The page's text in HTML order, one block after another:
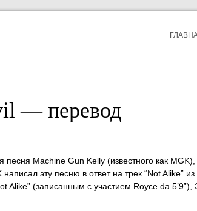
— перевод
Machine Gun Kelly (известного как MGK),
эту песню в ответ на трек “Not Alike”
(записанным с участием Royce da